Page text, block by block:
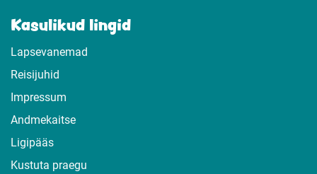
Kasulikud lingid
Lapsevanemad
Reisijuhid
Impressum
Andmekaitse
Ligipääs
Kustuta praegu